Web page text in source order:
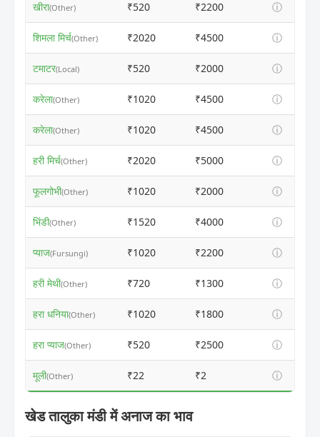
खीरा(Other) ₹520 ₹2200 ⓘ
शिमला मिर्च(Other) ₹2020 ₹4500 ⓘ
टमाटर(Local) ₹520 ₹2000 ⓘ
करेला(Other) ₹1020 ₹4500 ⓘ
करेला(Other) ₹1020 ₹4500 ⓘ
हरी मिर्च(Other) ₹2020 ₹5000 ⓘ
फूलगोभी(Other) ₹1020 ₹2000 ⓘ
भिंडी(Other) ₹1520 ₹4000 ⓘ
प्याज(Fursungi) ₹1020 ₹2200 ⓘ
हरी मेथी(Other) ₹720 ₹1300 ⓘ
हरा धनिया(Other) ₹1020 ₹1800 ⓘ
हरा प्याज(Other) ₹520 ₹2500 ⓘ
मूली(Other) ₹22 ₹2 ⓘ
खेड तालुका मंडी में अनाज का भाव